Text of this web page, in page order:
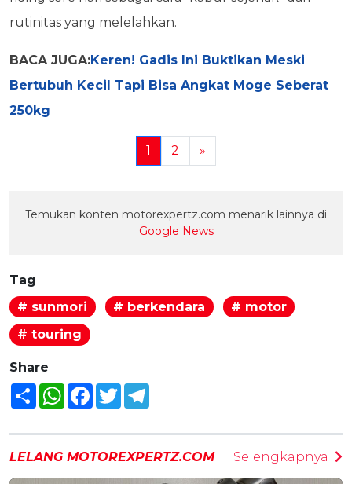
rutinitas yang melelahkan.
BACA JUGA:Keren! Gadis Ini Buktikan Meski
Bertubuh Kecil Tapi Bisa Angkat Moge Seberat
250kg
1 2 »
Temukan konten motorexpertz.com menarik lainnya di
Google News
Tag
# sunmori
# berkendara
# motor
# touring
Share
Share WhatsAppFacebook
Twitter
LELANG MOTOREXPERTZ.COM Selengkapnya